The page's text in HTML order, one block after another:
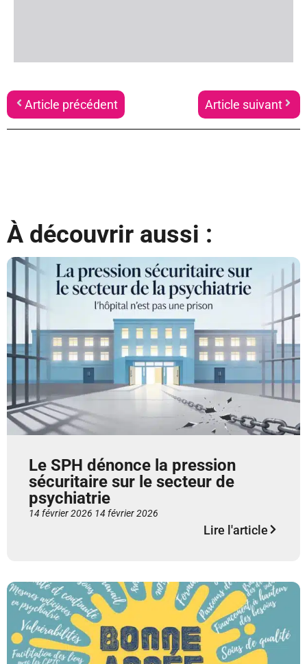
Article précédent Article suivant
À découvrir aussi :
Le SPH dénonce la pression
sécuritaire sur le secteur de
psychiatrie
14 février 2026 14 février 2026
Lire l'article